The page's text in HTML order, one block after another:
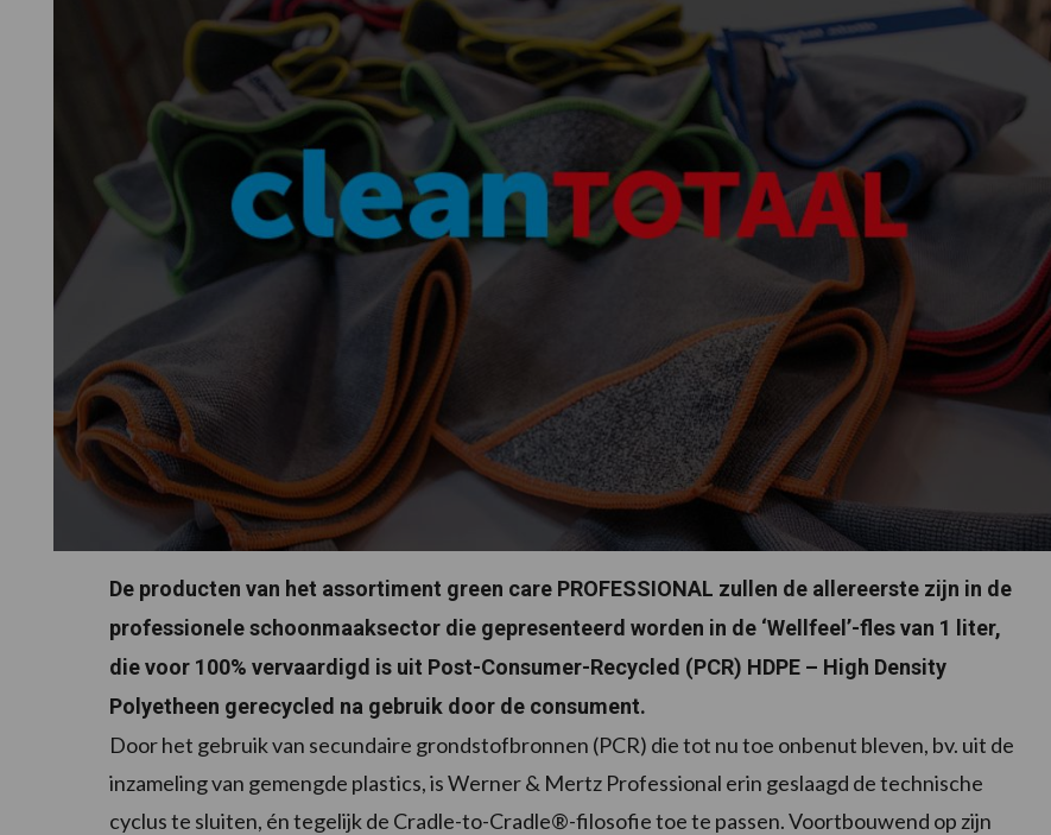
De producten van het assortiment green care PROFESSIONAL zullen de allereerste zijn in de
professionele schoonmaaksector die gepresenteerd worden in de ‘Wellfeel’-fles van 1 liter,
die voor 100% vervaardigd is uit Post-Consumer-Recycled (PCR) HDPE – High Density
Polyetheen gerecycled na gebruik door de consument.
Door het gebruik van secundaire grondstofbronnen (PCR) die tot nu toe onbenut bleven, bv. uit de
inzameling van gemengde plastics, is Werner & Mertz Professional erin geslaagd de technische
cyclus te sluiten, én tegelijk de Cradle-to-Cradle®-filosofie toe te passen. Voortbouwend op zijn